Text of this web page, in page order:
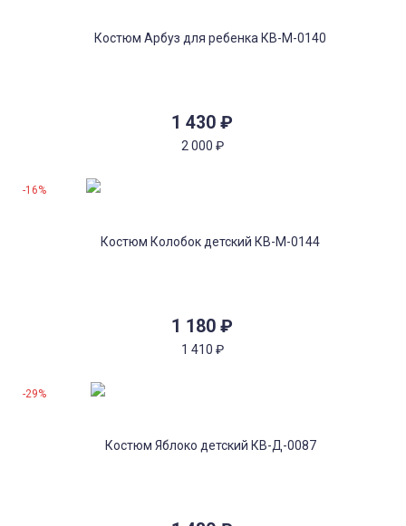
1 430 ₽
2 000 ₽
1 180 ₽
1 410 ₽
-16%
-29%